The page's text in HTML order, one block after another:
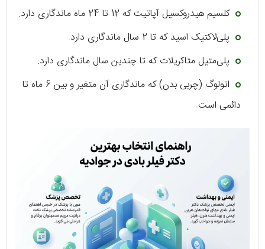
کلسیم هیدروکسیل آپاتیت که 12 تا 24 ماه ماندگاری دارد.
پلی‌لاکتیک اسید که تا 2 سال ماندگاری دارد.
پلی‌متیل متاکریلات که تا چندین سال ماندگاری دارد.
اتولوگ (چربی بدن) که ماندگاری آن متغیر و بین 6 ماه تا
دائمی است.